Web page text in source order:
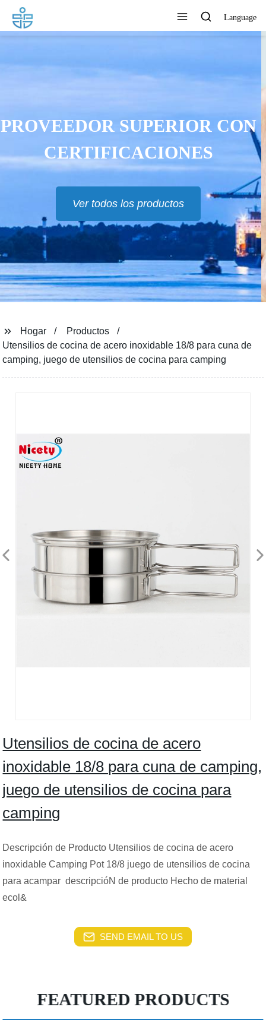
Language
EXPORTAN A EUR, RU, TH,
MAS Y MUCHOS OTROS
Ver todos los productos
Hogar
Productos
Utensilios de cocina de acero inoxidable 18/8 para cuna de
camping, juego de utensilios de cocina para camping
Utensilios de cocina de acero
inoxidable 18/8 para cuna de camping,
juego de utensilios de cocina para
camping
Descripción de Producto Utensilios de cocina de acero
inoxidable Camping Pot 18/8 juego de utensilios de cocina
para acampar descripcióN de producto Hecho de material
ecol&
SEND EMAIL TO US
FEATURED PRODUCTS